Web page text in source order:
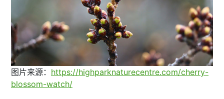
图片来源： https://highparknaturecentre.com/cherry-
blossom-watch/